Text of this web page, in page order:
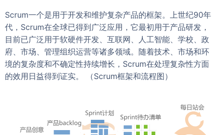
Scrum一个是用于开发和维护复杂产品的框架。上世纪90年
代，Scrum在全球已得到广泛应用，它最初用于产品研发，
目前已广泛用于软硬件开发、互联网、人工智能、学校、政
府、市场、管理组织运营等诸多领域。随着技术、市场和环
境的复杂度和不确定性持续增长，Scrum在处理复杂性方面
的效用日益得到证实。 （Scrum框架和流程图）